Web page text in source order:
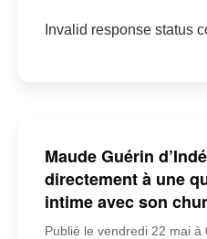
Invalid response status
Maude Guérin
directement à une
intime avec son
Publié le vendredi 22 mai à